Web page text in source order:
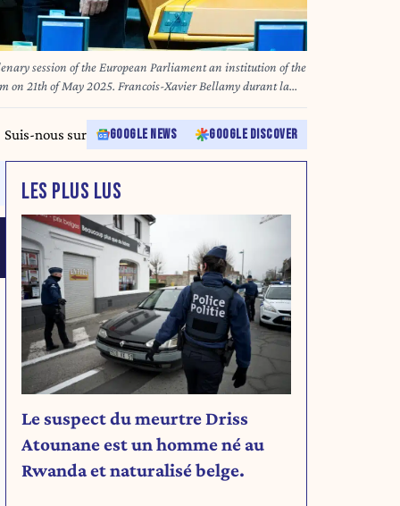
session of the European Parliament an institution of the
on 21th of May 2025. Francois-Xavier Bellamy durant la
institution de l Union Europeenne a Bruxelles en Belgique
Suis-nous sur GOOGLE NEWS GOOGLE DISCOVER
LES PLUS LUS
Le suspect du meurtre Driss
Atounane est un homme né au
Rwanda et naturalisé belge.